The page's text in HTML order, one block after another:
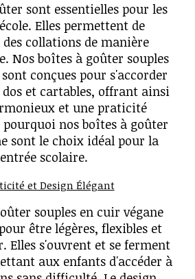
sont essentielles pour les
Elles permettent de
collations de manière
Nos boîtes à goûter souples
conçues pour s'accorder
dos et cartables, offrant ainsi
et une praticité
nos boîtes à goûter
sont le choix idéal pour la
scolaire.
et Design Élégant
souples en cuir végane
être légères, flexibles et
Elles s'ouvrent et se ferment
aux enfants d'accéder à